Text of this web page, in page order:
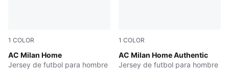
1 COLOR
AC Milan Home
PUMA Black-For All Time Red
Jersey de futbol para hombre
1 COLOR
AC Milan Home Authentic
PUMA Black-For All Time
Jersey de futbol para hombre